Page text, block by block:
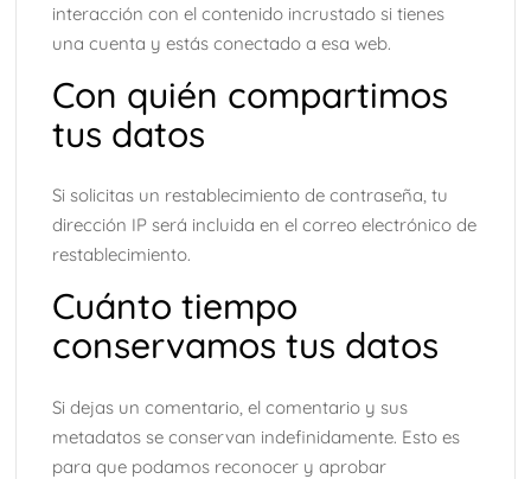
interacción con el contenido incrustado si tienes
una cuenta y estás conectado a esa web.
Con quién compartimos
tus datos
Si solicitas un restablecimiento de contraseña, tu
dirección IP será incluida en el correo electrónico de
restablecimiento.
Cuánto tiempo
conservamos tus datos
Si dejas un comentario, el comentario y sus
metadatos se conservan indefinidamente. Esto es
para que podamos reconocer y aprobar